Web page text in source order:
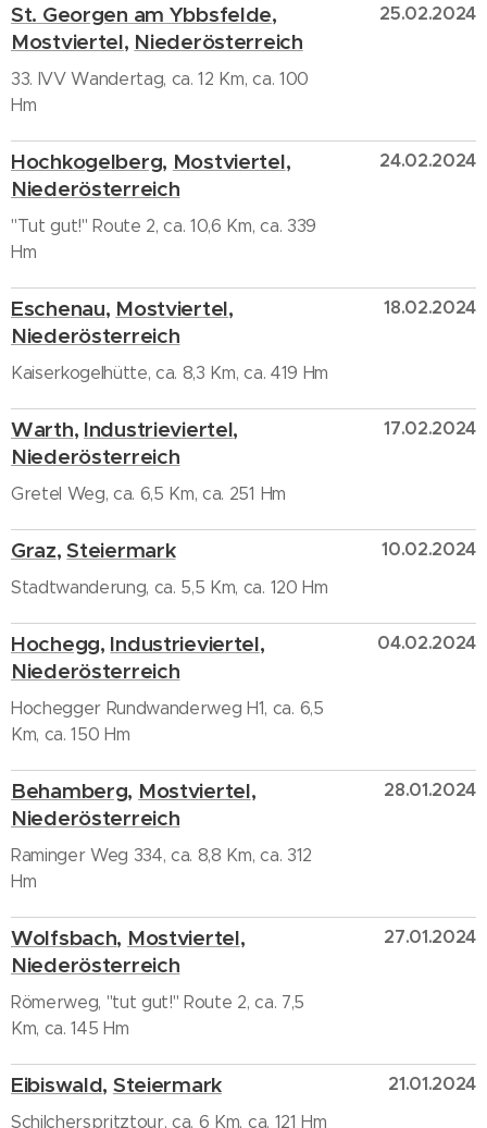
St. Georgen am Ybbsfelde,
Mostviertel, Niederösterreich
33. IVV Wandertag, ca. 12 Km, ca. 100
Hm
25.02.2024
Hochkogelberg, Mostviertel,
Niederösterreich
"Tut gut!" Route 2, ca. 10,6 Km, ca. 339
Hm
24.02.2024
Eschenau, Mostviertel,
Niederösterreich
Kaiserkogelhütte, ca. 8,3 Km, ca. 419 Hm
18.02.2024
Warth, Industrieviertel,
Niederösterreich
Gretel Weg, ca. 6,5 Km, ca. 251 Hm
17.02.2024
Graz,Steiermark
Stadtwanderung, ca. 5,5 Km, ca. 120 Hm
10.02.2024
Hochegg, Industrieviertel,
Niederösterreich
Hochegger Rundwanderweg H1, ca. 6,5
Km, ca. 150 Hm
04.02.2024
Behamberg, Mostviertel,
Niederösterreich
Raminger Weg 334, ca. 8,8 Km, ca. 312
Hm
28.01.2024
Wolfsbach, Mostviertel,
Niederösterreich
Römerweg, "tut gut!" Route 2, ca. 7,5
Km, ca. 145 Hm
27.01.2024
Eibiswald, Steiermark
Schilcherspritztour, ca. 6 Km, ca. 121 Hm
21.01.2024